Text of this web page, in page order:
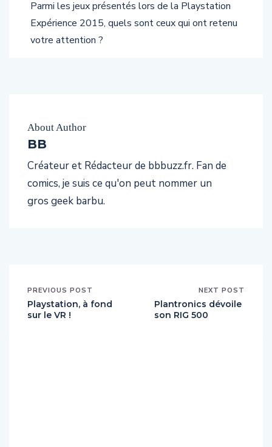
Parmi les jeux présentés lors de la Playstation
Expérience 2015, quels sont ceux qui ont retenu
votre attention ?
About Author
BB
Créateur et Rédacteur de bbbuzz.fr. Fan de
comics, je suis ce qu'on peut nommer un
gros geek barbu.
PREVIOUS POST
Playstation, à fond
sur le VR !
NEXT POST
Plantronics dévoile
son RIG 500